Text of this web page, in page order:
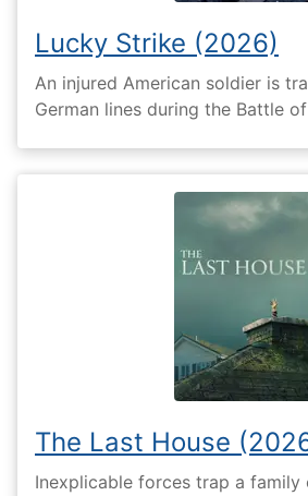
Lucky Strike (2026)
An injured American soldier is
German lines during the Battle
The Last House
Inexplicable forces trap a family